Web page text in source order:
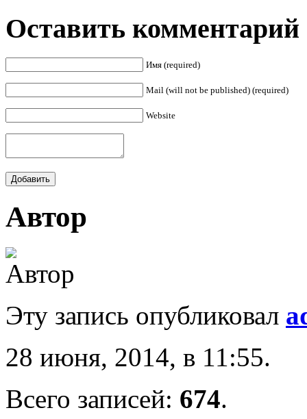
Оставить комментарий
Имя (required)
Mail (will not be published) (required)
Website
Автор
Эту запись опубликовал
28 июня, 2014, в 11:55.
Всего записей: 674.